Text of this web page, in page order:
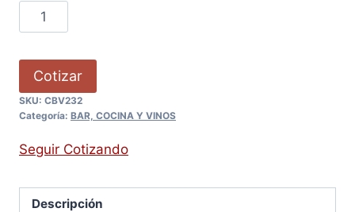
Cotizar
SKU: CBV232
Categoría: BAR, COCINA Y VINOS
Seguir Cotizando
Descripción